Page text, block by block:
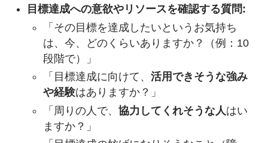
目標達成への意欲やリソースを確認する質問:
「その目標を達成したいというお気持ち
は、今、どのくらいありますか？（例：10
段階で）」
「目標達成に向けて、 活用できそうな強み
や経験はありますか？」
「周りの人で、 協力してくれそうな人 はい
ますか？」